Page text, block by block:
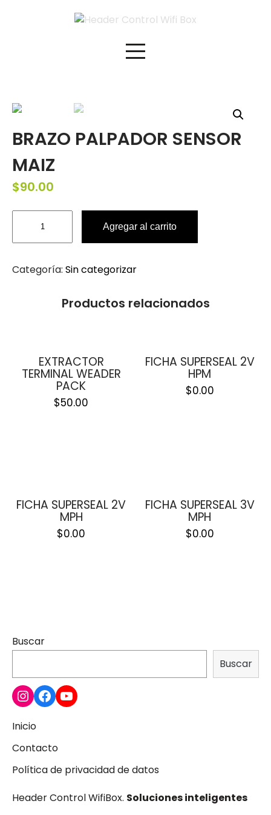
BRAZO PALPADOR SENSOR
MAIZ
$90.00
Agregar al carrito
Categoría: Sin categorizar
Productos relacionados
EXTRACTOR
TERMINAL WEADER
PACK
$50.00
FICHA SUPERSEAL 2V
HPM
$0.00
FICHA SUPERSEAL 2V
MPH
$0.00
FICHA SUPERSEAL 3V
MPH
$0.00
Buscar
Buscar
Inicio
Contacto
Política de privacidad de datos
Header Control WifiBox. Soluciones inteligentes